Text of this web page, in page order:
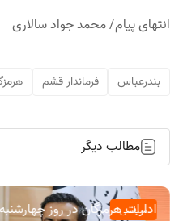
انتهای پیام/ محمد جواد سالاری
بندرعباس فرماندار قشم
مطالب دیگر
سیاسی